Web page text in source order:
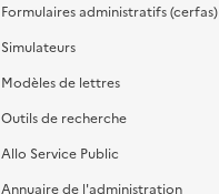
Formulaires administratifs (cerfas)
Simulateurs
Modèles de lettres
Outils de recherche
Allo Service Public
Annuaire de l'administration